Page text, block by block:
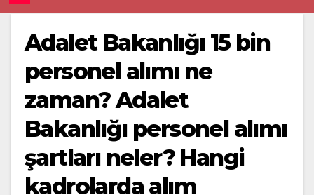
Adalet Bakanlığı 15 bin
personel alımı ne
zaman? Adalet
Bakanlığı personel alımı
şartları neler? Hangi
kadrolarda alım